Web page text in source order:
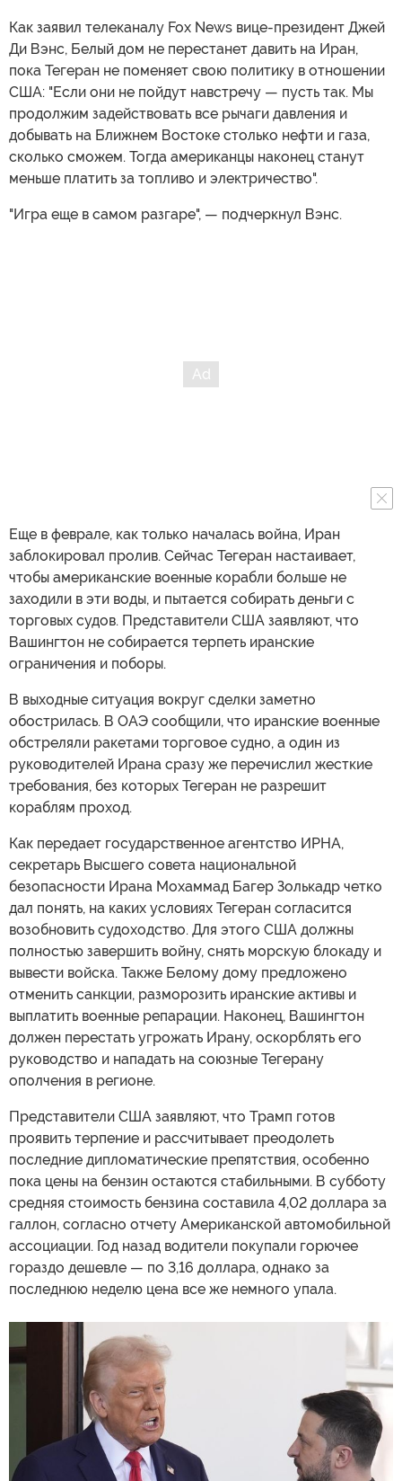
Как заявил телеканалу Fox News вице-президент Джей
Ди Вэнс, Белый дом не перестанет давить на Иран,
пока Тегеран не поменяет свою политику в отношении
США: "Если они не пойдут навстречу — пусть так. Мы
продолжим задействовать все рычаги давления и
добывать на Ближнем Востоке столько нефти и газа,
сколько сможем. Тогда американцы наконец станут
меньше платить за топливо и электричество".
"Игра еще в самом разгаре", — подчеркнул Вэнс.
Еще в феврале, как только началась война, Иран
заблокировал пролив. Сейчас Тегеран настаивает,
чтобы американские военные корабли больше не
заходили в эти воды, и пытается собирать деньги с
торговых судов. Представители США заявляют, что
Вашингтон не собирается терпеть иранские
ограничения и поборы.
В выходные ситуация вокруг сделки заметно
обострилась. В ОАЭ сообщили, что иранские военные
обстреляли ракетами торговое судно, а один из
руководителей Ирана сразу же перечислил жесткие
требования, без которых Тегеран не разрешит
кораблям проход.
Как передает государственное агентство ИРНА,
секретарь Высшего совета национальной
безопасности Ирана Мохаммад Багер Золькадр четко
дал понять, на каких условиях Тегеран согласится
возобновить судоходство. Для этого США должны
полностью завершить войну, снять морскую блокаду и
вывести войска. Также Белому дому предложено
отменить санкции, разморозить иранские активы и
выплатить военные репарации. Наконец, Вашингтон
должен перестать угрожать Ирану, оскорблять его
руководство и нападать на союзные Тегерану
ополчения в регионе.
Представители США заявляют, что Трамп готов
проявить терпение и рассчитывает преодолеть
последние дипломатические препятствия, особенно
пока цены на бензин остаются стабильными. В субботу
средняя стоимость бензина составила 4,02 доллара за
галлон, согласно отчету Американской автомобильной
ассоциации. Год назад водители покупали горючее
гораздо дешевле — по 3,16 доллара, однако за
последнюю неделю цена все же немного упала.